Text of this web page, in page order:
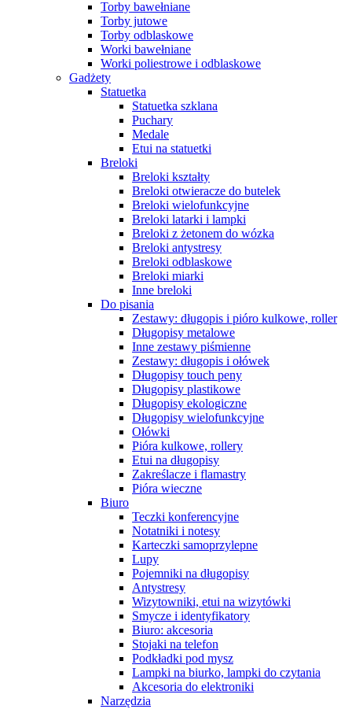
Torby bawełniane
Torby jutowe
Torby odblaskowe
Worki bawełniane
Worki poliestrowe i odblaskowe
Gadżety
Statuetka
Statuetka szklana
Puchary
Medale
Etui na statuetki
Breloki
Breloki kształty
Breloki otwieracze do butelek
Breloki wielofunkcyjne
Breloki latarki i lampki
Breloki z żetonem do wózka
Breloki antystresy
Breloki odblaskowe
Breloki miarki
Inne breloki
Do pisania
Zestawy: długopis i pióro kulkowe, roller
Długopisy metalowe
Inne zestawy piśmienne
Zestawy: długopis i ołówek
Długopisy touch peny
Długopisy plastikowe
Długopisy ekologiczne
Długopisy wielofunkcyjne
Ołówki
Pióra kulkowe, rollery
Etui na długopisy
Zakreślacze i flamastry
Pióra wieczne
Biuro
Teczki konferencyjne
Notatniki i notesy
Karteczki samoprzylepne
Lupy
Pojemniki na długopisy
Antystresy
Wizytowniki, etui na wizytówki
Smycze i identyfikatory
Biuro: akcesoria
Stojaki na telefon
Podkładki pod mysz
Lampki na biurko, lampki do czytania
Akcesoria do elektroniki
Narzędzia